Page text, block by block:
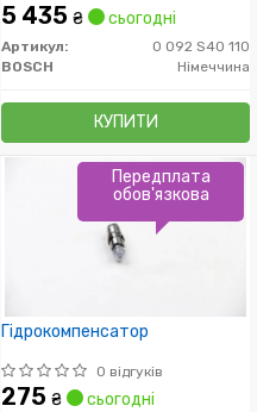
5 435 ₴ сьогодні
Артикул:
0 092 S40 110
BOSCH
Німеччина
КУПИТИ
Гідрокомпенсатор
0 відгуків
275 ₴ сьогодні
Передплата
обов'язкова